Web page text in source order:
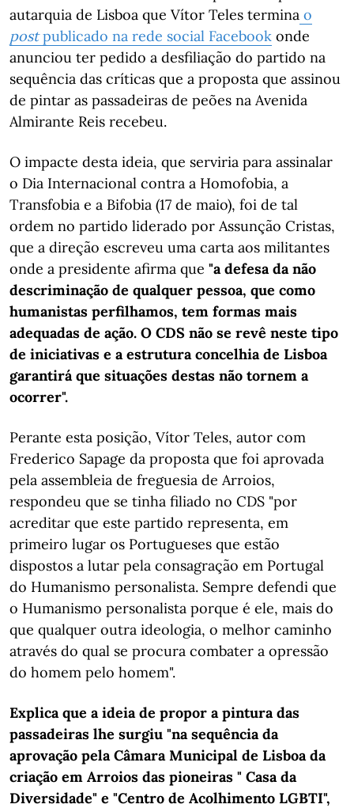
autarquia de Lisboa que Vítor Teles termina o
postpublicado na rede social Facebook onde
anunciou ter pedido a desfiliação do partido na
sequência das críticas que a proposta que assinou
de pintar as passadeiras de peões na Avenida
Almirante Reis recebeu.
O impacte desta ideia, que serviria para assinalar
o Dia Internacional contra a Homofobia, a
Transfobia e a Bifobia (17 de maio), foi de tal
ordem no partido liderado por Assunção Cristas,
que a direção escreveu uma carta aos militantes
onde a presidente afirma que "a defesa da não
descriminação de qualquer pessoa, que como
humanistas perfilhamos, tem formas mais
adequadas de ação. O CDS não se revê neste tipo
de iniciativas e a estrutura concelhia de Lisboa
garantirá que situações destas não tornem a
ocorrer".
Perante esta posição, Vítor Teles, autor com
Frederico Sapage da proposta que foi aprovada
pela assembleia de freguesia de Arroios,
respondeu que se tinha filiado no CDS "por
acreditar que este partido representa, em
primeiro lugar os Portugueses que estão
dispostos a lutar pela consagração em Portugal
do Humanismo personalista. Sempre defendi que
o Humanismo personalista porque é ele, mais do
que qualquer outra ideologia, o melhor caminho
através do qual se procura combater a opressão
do homem pelo homem".
Explica que a ideia de propor a pintura das
passadeiras lhe surgiu "na sequência da
aprovação pela Câmara Municipal de Lisboa da
criação em Arroios das pioneiras " Casa da
Diversidade" e "Centro de Acolhimento LGBTI",